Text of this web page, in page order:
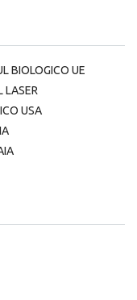
BIOLOGICO UE
LASER
USA